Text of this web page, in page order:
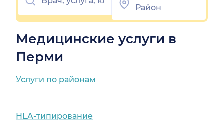
Медицинские услуги в
Перми
Услуги по районам
HLA-типирование